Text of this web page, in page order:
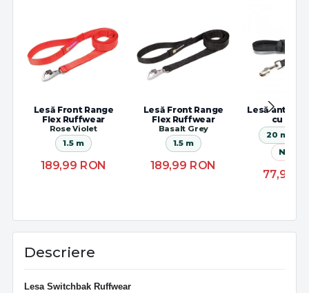
Lesă Front Range
Flex Ruffwear
Rose Violet
1.5 m
189,99 RON
Lesă Front Range
Flex Ruffwear
Basalt Grey
1.5 m
189,99 RON
Lesă
cu
20 mm x
Negru
77,98
Descriere
Lesa Switchbak Ruffwear